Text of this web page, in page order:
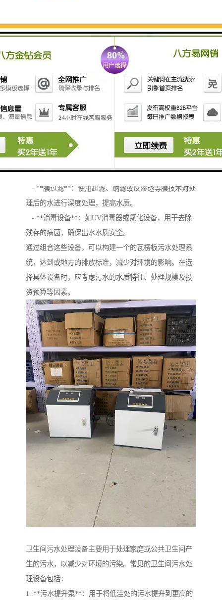
- **生物反应器**：利用微生物的代谢作用，将污水中
的有机物降解。常见的反应器有活性污泥法、生物滤池
等。
- **厌氧反应器**：适用于处理高浓度有机废水，利用
厌氧微生物降解有机物，并可产生。
- **混凝沉淀池**：通过添加化学药剂（如絮凝剂）促
- **氧化池**：在池中进行氧化反应，去除污水中的有
害物质。
4. **后处理设备**：
- **膜过滤**：使用超滤、纳滤或反渗透等膜技术对处
理后的水进行深度处理，提高水质。
- **消毒设备**：如UV消毒器或氯化设备，用于去除
残存的病菌，确保出水水质安全。
通过组合这些设备，可以构建一个的瓦楞板污水处理系
统，达到或地方的排放标准，减少对环境的影响。在选
择具体设备时，应考虑污水的水质特征、处理规模及投
资预算等因素。
卫生间污水处理设备主要用于处理家庭或公共卫生间产
生的污水，以减少对环境的污染。常见的卫生间污水处
理设备包括：
1. **污水提升泵**：用于将低洼处的污水提升到更高的